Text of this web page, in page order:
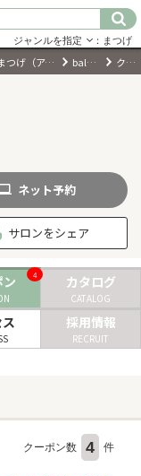
ジャンルを指定 ：まつげ
大通 まつげ（アイラッシュ）サロン balance札幌 クーポン
ネット予約
サロンをシェア
ン 4 カタログ
CATALOG
採用情報
RECRUIT
クーポン数 4 件